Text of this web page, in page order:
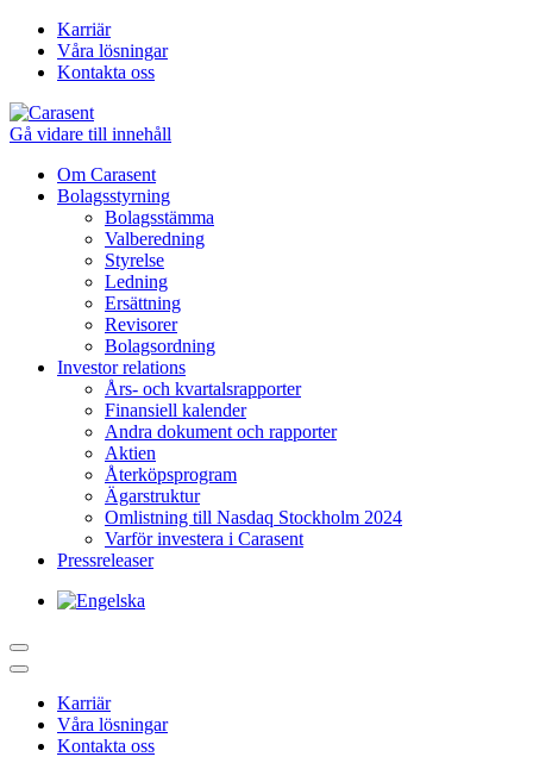
Karriär
Våra lösningar
Kontakta oss
Gå vidare till innehåll
Om Carasent
Bolagsstyrning
Bolagsstämma
Valberedning
Styrelse
Ledning
Ersättning
Revisorer
Bolagsordning
Investor relations
Års- och kvartalsrapporter
Finansiell kalender
Andra dokument och rapporter
Aktien
Återköpsprogram
Ägarstruktur
Omlistning till Nasdaq Stockholm 2024
Varför investera i Carasent
Pressreleaser
Karriär
Våra lösningar
Kontakta oss